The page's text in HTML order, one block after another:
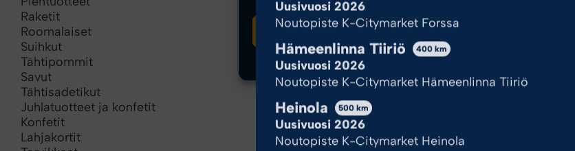
Hyväksy kaikki Hylkää kaikki
Raketit
Roomalaiset
Suihkut
Tähtipommit
Savut
Tähtisadetikut
Juhlatuotteet ja konfetit
Konfetit
Lahjakortit
Uusivuosi 2026
Noutopiste K-Citymarket Forssa
Hämeenlinna Tiiriö 400 km
Uusivuosi 2026
Noutopiste K-Citymarket Hämeenlinna Tiiriö
Heinola 500 km
Uusivuosi 2026
Noutopiste K-Citymarket Heinola